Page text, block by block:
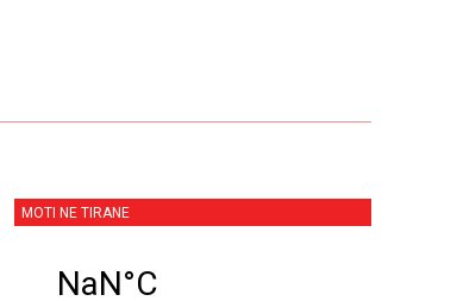
MOTI NE TIRANE